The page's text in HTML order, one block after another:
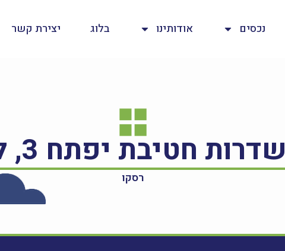
נכסים אודותינו בלוג יצירת קשר
רסקו